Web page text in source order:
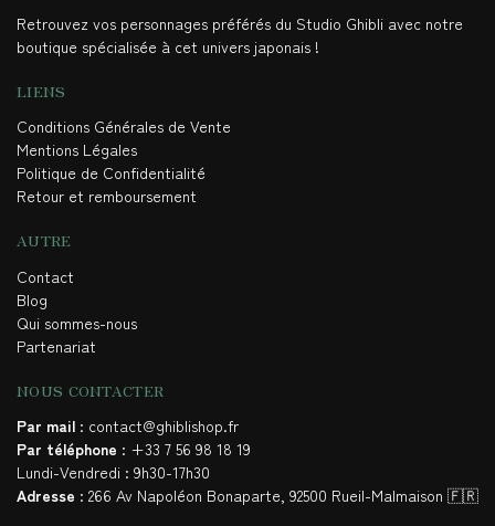
Retrouvez vos personnages préférés du Studio Ghibli avec notre
boutique spécialisée à cet univers japonais !
LIENS
Conditions Générales de Vente
Mentions Légales
Politique de Confidentialité
Retour et remboursement
AUTRE
Contact
Blog
Qui sommes-nous
Partenariat
NOUS CONTACTER
Par mail : contact@ghiblishop.fr
Par téléphone : +33 7 56 98 18 19
Lundi-Vendredi : 9h30-17h30
Adresse : 266 Av Napoléon Bonaparte, 92500 Rueil-Malmaison 🇫🇷